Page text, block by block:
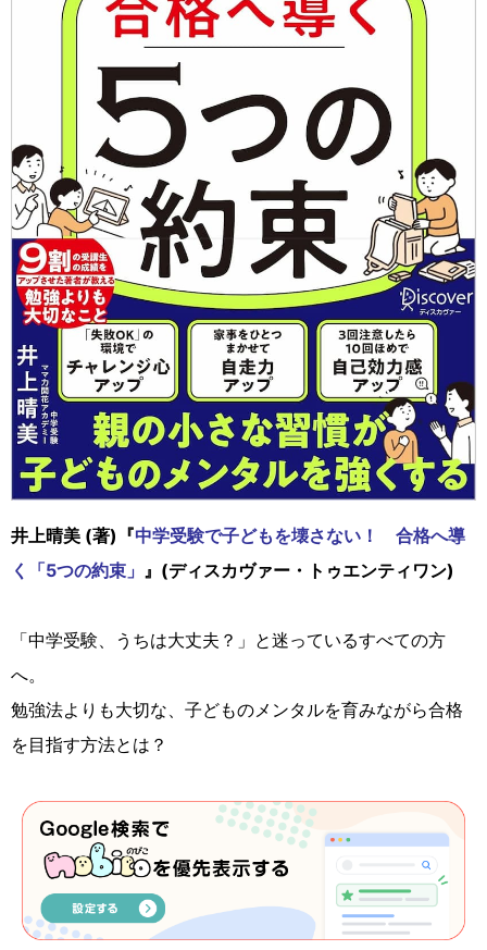
井上晴美 (著)『中学受験で子どもを壊さない！ 合格へ導
く「5つの約束」
』(ディスカヴァー・トゥエンティワン)
「中学受験、うちは大丈夫？」と迷っているすべての方
へ。
勉強法よりも大切な、子どものメンタルを育みながら合格
を目指す方法とは？